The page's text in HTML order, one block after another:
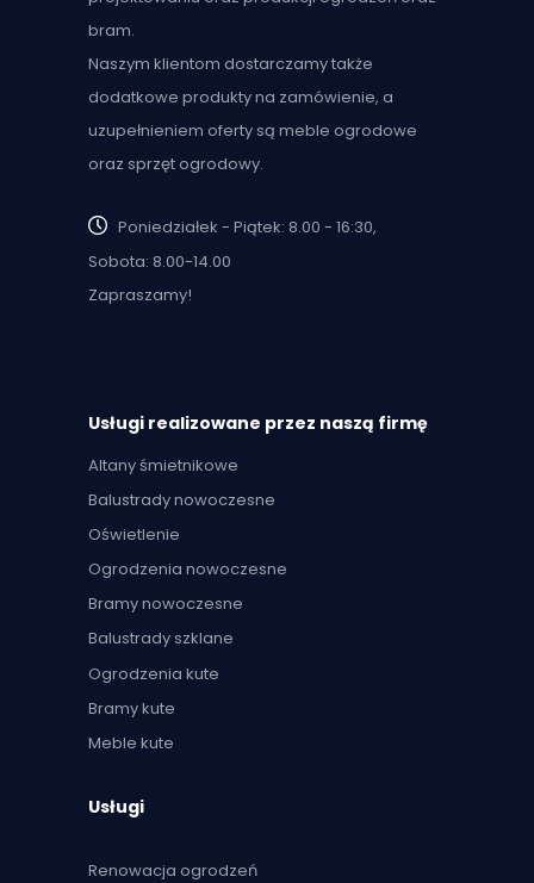
bram.
Naszym klientom dostarczamy także
dodatkowe produkty na zamówienie, a
uzupełnieniem oferty są meble ogrodowe
oraz sprzęt ogrodowy.
Poniedziałek - Piątek: 8.00 - 16:30,
Sobota: 8.00-14.00
Zapraszamy!
Usługi realizowane przez naszą firmę
Altany śmietnikowe
Balustrady nowoczesne
Oświetlenie
Ogrodzenia nowoczesne
Bramy nowoczesne
Balustrady szklane
Ogrodzenia kute
Bramy kute
Meble kute
Usługi
Renowacja ogrodzeń